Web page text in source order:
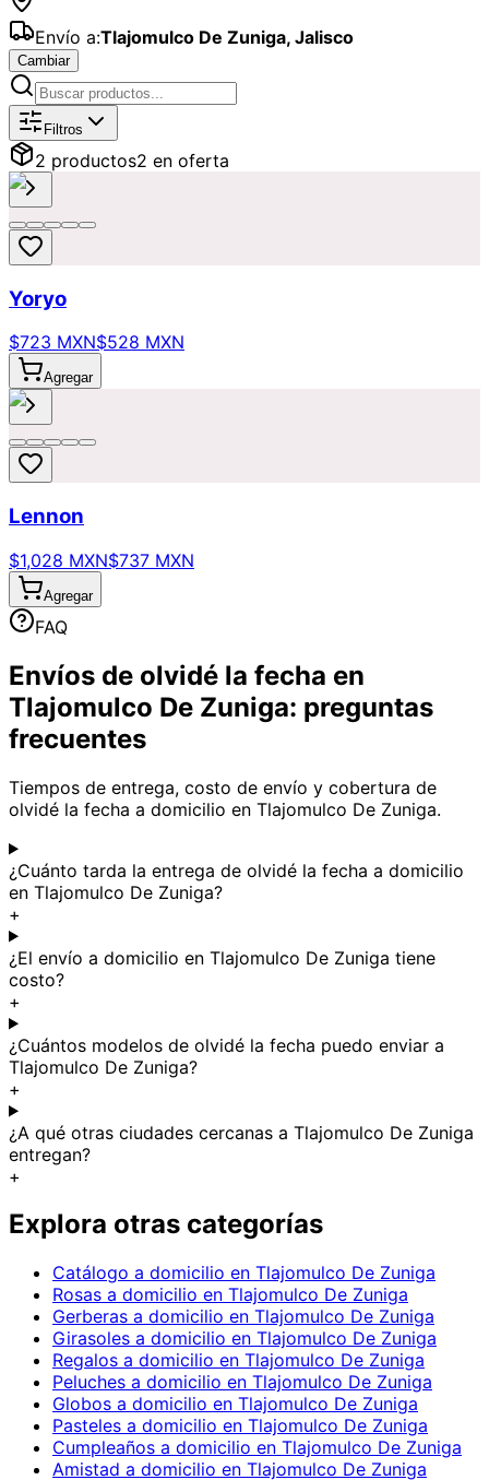
Envío a:Tlajomulco De Zuniga, Jalisco
Cambiar
Catálogo deOlvidé la fecha
Filtros
2 productos2 en oferta
Yoryo
$723 MXN$528 MXN
Agregar
Lennon
$1,028 MXN$737 MXN
Agregar
FAQ
Envíos de olvidé la fecha en
Tlajomulco De Zuniga: preguntas
frecuentes
Tiempos de entrega, costo de envío y cobertura de
olvidé la fecha a domicilio en Tlajomulco De Zuniga.
¿Cuánto tarda la entrega de olvidé la fecha a domicilio
en Tlajomulco De Zuniga?
+
¿El envío a domicilio en Tlajomulco De Zuniga tiene
costo?
+
¿Cuántos modelos de olvidé la fecha puedo enviar a
Tlajomulco De Zuniga?
+
¿A qué otras ciudades cercanas a Tlajomulco De Zuniga
entregan?
+
Explora otras categorías
Catálogo a domicilio en Tlajomulco De Zuniga
Rosas a domicilio en Tlajomulco De Zuniga
Gerberas a domicilio en Tlajomulco De Zuniga
Girasoles a domicilio en Tlajomulco De Zuniga
Regalos a domicilio en Tlajomulco De Zuniga
Peluches a domicilio en Tlajomulco De Zuniga
Globos a domicilio en Tlajomulco De Zuniga
Pasteles a domicilio en Tlajomulco De Zuniga
Cumpleaños a domicilio en Tlajomulco De Zuniga
Amistad a domicilio en Tlajomulco De Zuniga